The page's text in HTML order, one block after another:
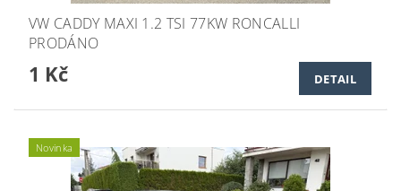
VW CADDY MAXI 1.2 TSI 77KW RONCALLI
PRODÁNO
1 Kč DETAIL
Novinka